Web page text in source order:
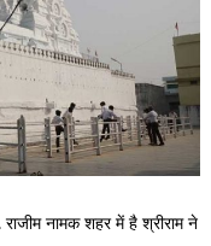
राजीम नामक शहर में है श्रीराम ने